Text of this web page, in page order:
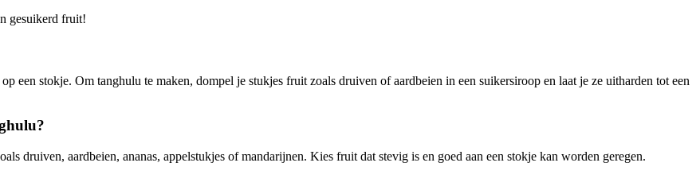
gesuikerd fruit!
een stokje. Om tanghulu te maken, dompel je stukjes fruit zoals druiven of aardbeien in een suikersiroop en laat je ze uitharden tot een
druiven, aardbeien, ananas, appelstukjes of mandarijnen. Kies fruit dat stevig is en goed aan een stokje kan worden geregen.